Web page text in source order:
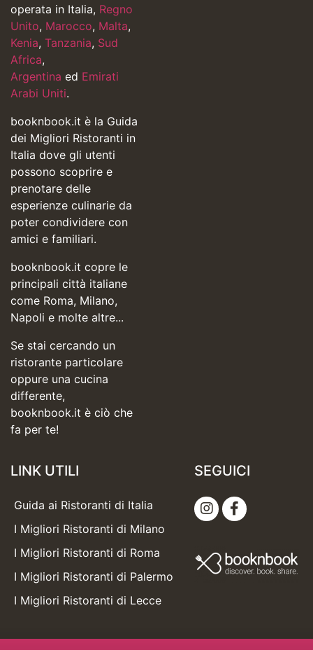
operata in Italia, Regno
Unito, Marocco, Malta,
Kenia, Tanzania, Sud
Africa,
Argentina ed Emirati
Arabi Uniti.
booknbook.it è la Guida
dei Migliori Ristoranti in
Italia dove gli utenti
possono scoprire e
prenotare delle
esperienze culinarie da
poter condividere con
amici e familiari.
booknbook.it copre le
principali città italiane
come Roma, Milano,
Napoli e molte altre...
Se stai cercando un
ristorante particolare
oppure una cucina
differente,
booknbook.it è ciò che
fa per te!
LINK UTILI
Guida ai Ristoranti di Italia
I Migliori Ristoranti di Milano
I Migliori Ristoranti di Roma
I Migliori Ristoranti di Palermo
I Migliori Ristoranti di Lecce
SEGUICI